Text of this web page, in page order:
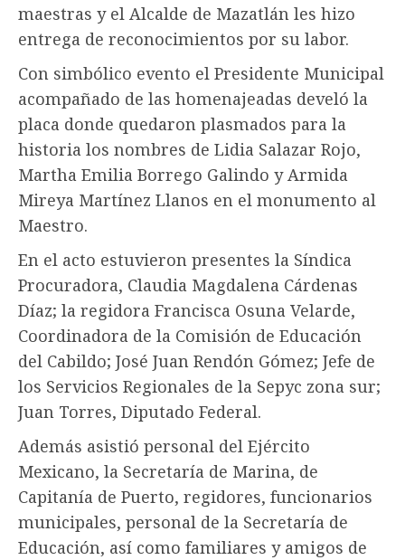
maestras y el Alcalde de Mazatlán les hizo
entrega de reconocimientos por su labor.
Con simbólico evento el Presidente Municipal
acompañado de las homenajeadas develó la
placa donde quedaron plasmados para la
historia los nombres de Lidia Salazar Rojo,
Martha Emilia Borrego Galindo y Armida
Mireya Martínez Llanos en el monumento al
Maestro.
En el acto estuvieron presentes la Síndica
Procuradora, Claudia Magdalena Cárdenas
Díaz; la regidora Francisca Osuna Velarde,
Coordinadora de la Comisión de Educación
del Cabildo; José Juan Rendón Gómez; Jefe de
los Servicios Regionales de la Sepyc zona sur;
Juan Torres, Diputado Federal.
Además asistió personal del Ejército
Mexicano, la Secretaría de Marina, de
Capitanía de Puerto, regidores, funcionarios
municipales, personal de la Secretaría de
Educación, así como familiares y amigos de